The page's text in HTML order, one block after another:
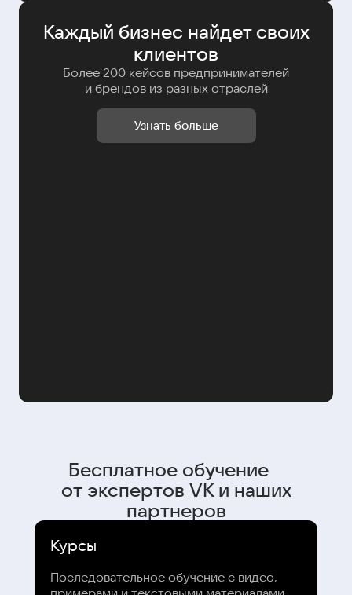
Каждый бизнес найдет своих
клиентов
Более 200 кейсов предпринимателей
и брендов из разных отраслей
Узнать больше
Бесплатное обучение
от экспертов VK и наших
партнеров
Курсы
Последовательное обучение с видео,